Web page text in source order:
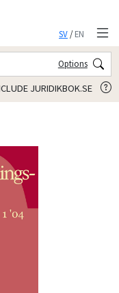
SV/EN
Options
JURIDIKBOK.SE